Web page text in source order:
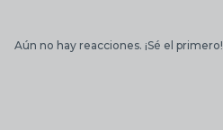
Aún no hay reacciones. ¡Sé el primero!